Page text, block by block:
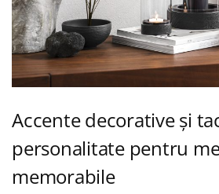
Accente decorative și
personalitate pentru
memorabile